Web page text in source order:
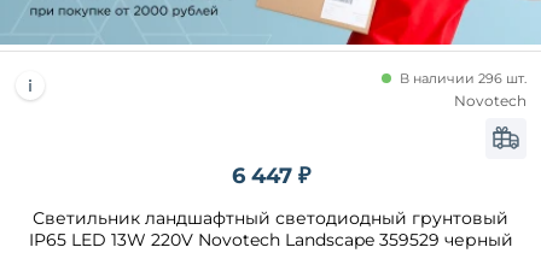
6 447 ₽
Светильник ландшафтный светодиодный грунтовый
IP65 LED 13W 220V Novotech Landscape 359529 черный
В наличии 296 шт.
Novotech